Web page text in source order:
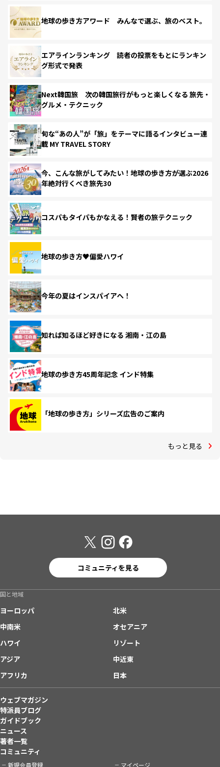
地球の歩き方アワード みんなで選ぶ、旅のベスト。
エアラインランキング 読者の投票をもとにランキン
グ形式で発表
Next韓国旅 次の韓国旅行がもっと楽しくなる 旅先・
グルメ・テクニック
旬な“あの人”が「旅」をテーマに語るインタビュー連
載 MY TRAVEL STORY
今、こんな旅がしてみたい！地球の歩き方が選ぶ2026
年絶対行くべき旅先30
コスパもタイパもかなえる！賢者の旅テクニック
地球の歩き方♥偏愛ハワイ
今年の夏はインスパイアへ！
知れば知るほど好きになる 湘南・江の島
地球の歩き方45周年記念 インド特集
「地球の歩き方」シリーズ広告のご案内
もっと見る
コミュニティを見る
国と地域
ヨーロッパ
北米
中南米
オセアニア
ハワイ
リゾート
アジア
中近東
アフリカ
日本
ウェブマガジン
特派員ブログ
ガイドブック
ニュース
著者一覧
コミュニティ
新規会員登録 マイページ